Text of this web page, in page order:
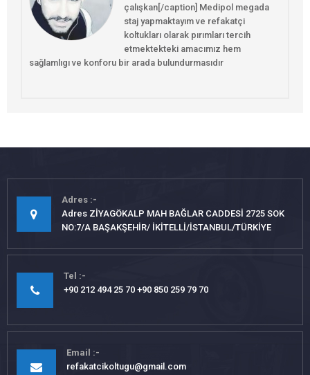
çalışkan[/caption] Medipol megada
staj yapmaktayım ve refakatçi
koltukları olarak pırımları tercih
etmektekteki amacımız hem
sağlamlıgı ve konforu bir arada bulundurmasıdır
Adres
Adres ZİYAGÖKALP MAH BAĞLAR CADDESİ 2725 SOK
NO:7/A BAŞAKŞEHİR/ İKİTELLİ/İSTANBUL/TÜRKİYE
Tel
+90 212 494 25 70 +90 850 259 79 70
Email
refakatcikoltugu@gmail.com